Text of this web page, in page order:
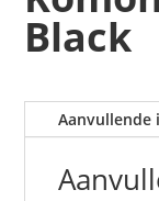
Black
Aanvullende